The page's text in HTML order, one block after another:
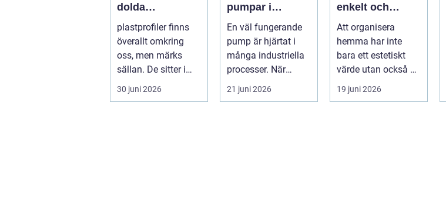
dolda
byggstenen i
modern industri
plastprofiler finns
överallt omkring
oss, men märks
sällan. De sitter i
fönster och dörrar, i
kylskå...
30 juni 2026
pumpar i
industrin – så
undviker du
dyra driftstopp
En väl fungerande
pump är hjärtat i
många industriella
processer. När
pump...
21 juni 2026
enkelt och
effektivt
Att organisera
hemma har inte
bara ett estetiskt
värde utan också en
djupt rotad på...
19 juni 2026